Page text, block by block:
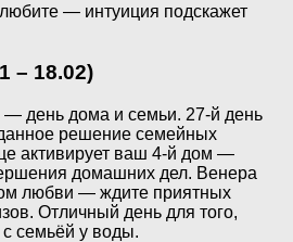
— интуиция подскажет
– 18.02)
день дома и семьи. 27-й день
решение семейных
активирует ваш 4-й дом —
домашних дел. Венера
любви — ждите приятных
Отличный день для того,
семьёй у воды.